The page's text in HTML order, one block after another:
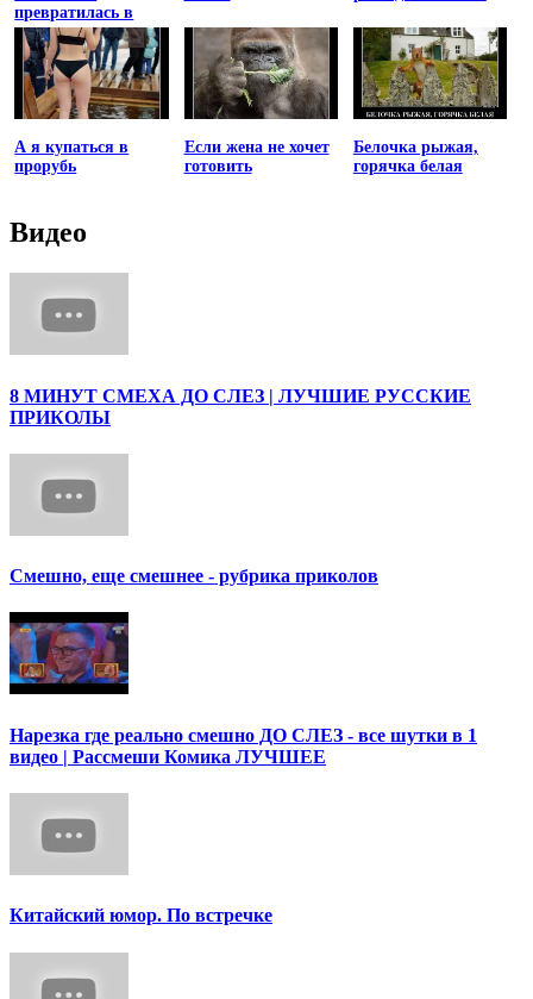
превратилась в
принцессу
А я купаться в
прорубь
Если жена не хочет
готовить
Белочка рыжая,
горячка белая
Видео
8 МИНУТ СМЕХА ДО СЛЕЗ | ЛУЧШИЕ РУССКИЕ
ПРИКОЛЫ
Смешно, еще смешнее - рубрика приколов
Нарезка где реально смешно ДО СЛЕЗ - все шутки в 1
видео | Рассмеши Комика ЛУЧШЕЕ
Китайский юмор. По встречке